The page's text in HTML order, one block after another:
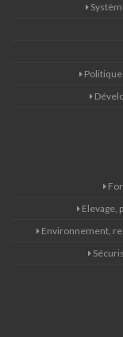
Elevage,
Environnement,